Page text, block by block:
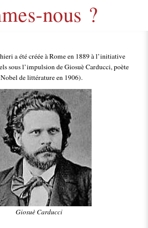
nous ?
a été créée à Rome en 1889 à l’initiative
sous l’impulsion de Giosuè Carducci, poète
de littérature en 1906).
Giosuè Carducci